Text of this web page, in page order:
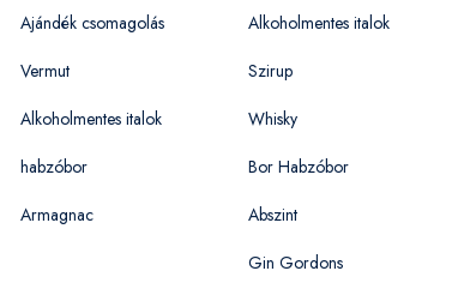
Ajándék csomagolás
Vermut
Alkoholmentes italok
habzóbor
Armagnac
Alkoholmentes italok
Szirup
Whisky
Bor Habzóbor
Abszint
Gin Gordons